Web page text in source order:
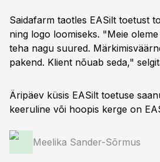
Saidafarm taotles EASilt toetust
ning logo loomiseks. "Meie
teha nagu suured.
pakend. Klient nõuab seda,"
Äripäev küsis EASilt toetuse
keeruline või hoopis kerge on
Meelika Sander-Sõrmus